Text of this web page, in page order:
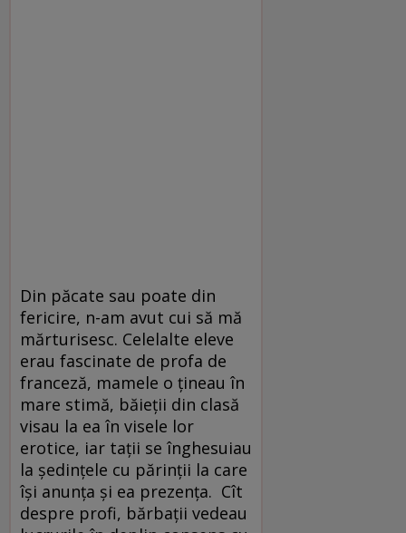
Din păcate sau poate din
fericire, n-am avut cui să mă
mărturisesc. Celelalte eleve
erau fascinate de profa de
franceză, mamele o țineau în
mare stimă, băieții din clasă
visau la ea în visele lor
erotice, iar tații se înghesuiau
la ședințele cu părinții la care
își anunța și ea prezența. Cît
despre profi, bărbații vedeau